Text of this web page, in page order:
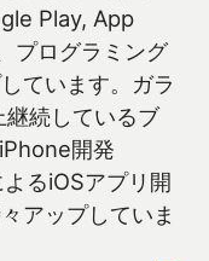
Play, App
プログラミング
ています。ガラ
続しているブ
開発
るiOSアプリ開
アップしていま